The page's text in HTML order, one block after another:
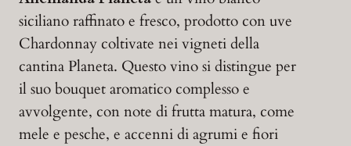
siciliano raffinato e fresco, prodotto con uve
Chardonnay coltivate nei vigneti della
cantina Planeta. Questo vino si distingue per
il suo bouquet aromatico complesso e
avvolgente, con note di frutta matura, come
mele e pesche, e accenni di agrumi e fiori